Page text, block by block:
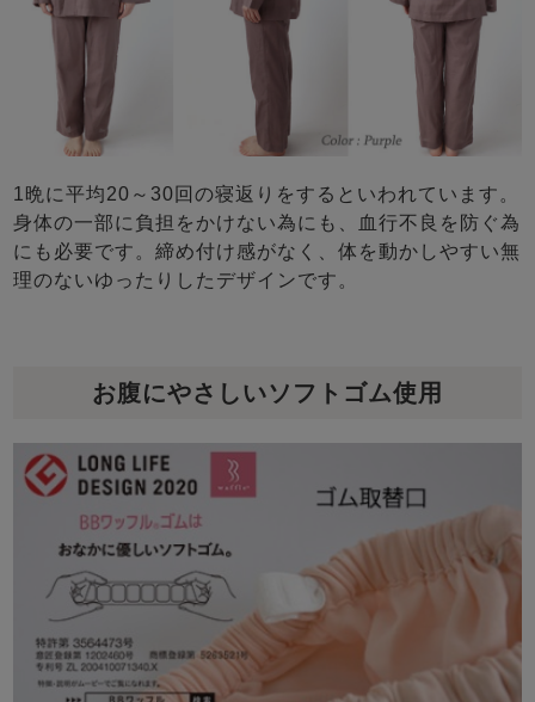
1晩に平均20～30回の寝返りをするといわれています。
身体の一部に負担をかけない為にも、血行不良を防ぐ為
にも必要です。締め付け感がなく、体を動かしやすい無
理のないゆったりしたデザインです。
お腹にやさしいソフトゴム使用